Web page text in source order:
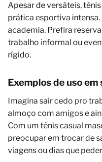
Apesar de versáteis,
prática esportiva intensa.
academia. Prefira
trabalho informal ou
rígido.
Exemplos de uso
Imagina sair cedo pro
almoço com amigos e
Com um tênis casual
preocupar em trocar de
viagens ou dias que